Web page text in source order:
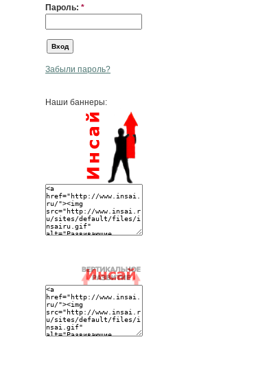
Пароль: *
Забыли пароль?
Наши баннеры: